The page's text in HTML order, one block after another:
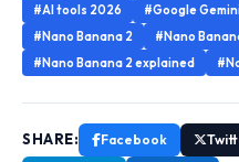
#AI tools 2026
#Google
#Nano Banana 2
#Nano
#Nano Banana 2 explained
SHARE: Facebook